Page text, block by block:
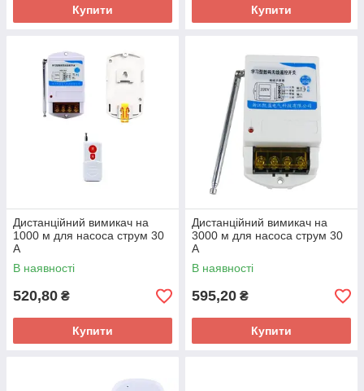
Купити Купити
Дистанційний вимикач на
1000 м для насоса струм 30
А
В наявності
520,80 ₴
Купити
Дистанційний вимикач на
3000 м для насоса струм 30
А
В наявності
595,20 ₴
Купити